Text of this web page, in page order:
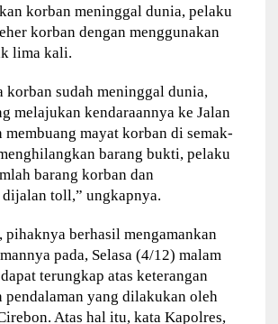
korban meninggal dunia, pelaku
korban dengan menggunakan
lima kali.
korban sudah meninggal dunia,
melajukan kendaraannya ke Jalan
membuang mayat korban di semak-
barang bukti, pelaku
barang korban dan
dijalan toll,” ungkapnya.
pihaknya berhasil mengamankan
pada, Selasa (4/12) malam
terungkap atas keterangan
pendalaman yang dilakukan oleh
Atas hal itu, kata Kapolres,